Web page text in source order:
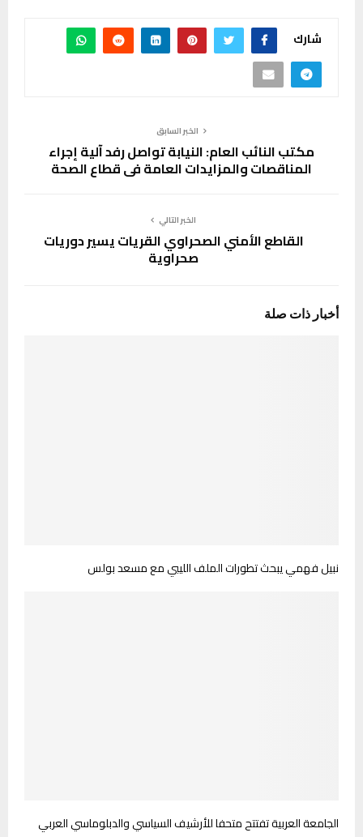
شارك
الخبر السابق
مكتب النائب العام: النيابة تواصل رفد آلية إجراء
المناقصات والمزايدات العامة في قطاع الصحة
الخبر التالي
القاطع الأمني الصحراوي القريات يسير دوريات
صحراوية
أخبار ذات صلة
نبيل فهمي يبحث تطورات الملف الليبي مع مسعد بولس
الجامعة العربية تفتتح متحفا للأرشيف السياسي والدبلوماسي العربي